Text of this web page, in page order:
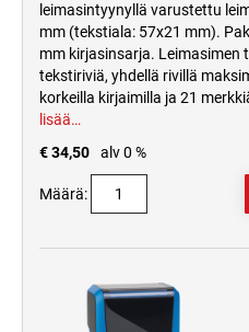
leimasintyynyllä varustettu
mm (tekstiala: 57x21 mm).
mm kirjasinsarja.
tekstiriviä, yhdellä rivillä
korkeilla kirjaimilla ja 21
lisää…
€ 34,50
alv 0 %
Määrä: